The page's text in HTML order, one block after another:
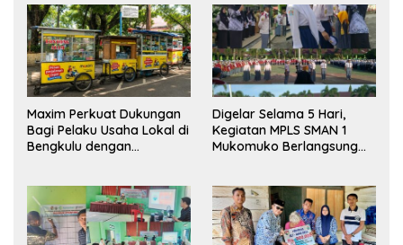
Maxim Perkuat Dukungan
Bagi Pelaku Usaha Lokal di
Bengkulu dengan
Pasar
Digelar Selama 5 Hari,
Kegiatan MPLS SMAN 1
Mukomuko Berlangsung